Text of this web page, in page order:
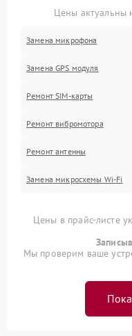
Цены актуальны
Замена микрофона
Замена GPS модуля
Ремонт SIM-карты
Ремонт вибромотора
Ремонт антенны
Замена микросхемы Wi-Fi
Цены в прайс-листе
Мы проверим ваше